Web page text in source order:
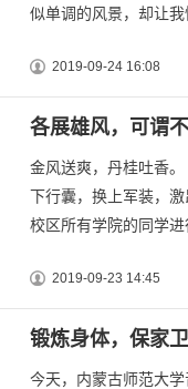
似单调的风景，却让
2019-09-24 16:08
各展雄风，可谓
金风送爽，丹桂吐香
下行囊，换上军装，
校区所有学院的同学
2019-09-23 14:45
锻炼身体，保家
今天，内蒙古师范大